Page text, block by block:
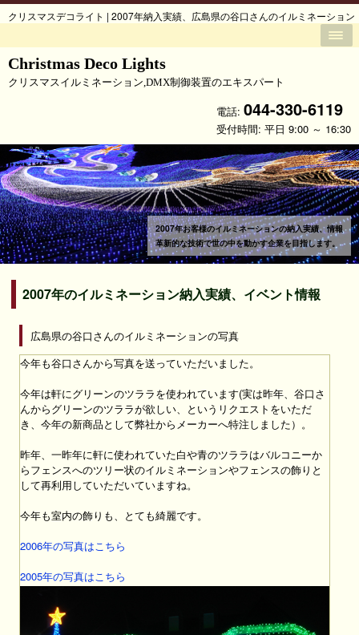
クリスマスデコライト | 2007年納入実績、広島県の谷口さんのイルミネーション
Christmas Deco Lights
クリスマスイルミネーション,DMX制御装置のエキスパート
電話: 044-330-6119
受付時間: 平日 9:00 ～ 16:30
2007年お客様のイルミネーションの納入実績、情報
革新的な技術で世の中を動かす企業を目指します。
2007年のイルミネーション納入実績、イベント情報
広島県の谷口さんのイルミネーションの写真
今年も谷口さんから写真を送っていただいました。
今年は軒にグリーンのツララを使われています(実は昨年、谷口さ
んからグリーンのツララが欲しい、というリクエストをいただ
き、今年の新商品として弊社からメーカーへ特注しました）。
昨年、一昨年に軒に使われていた白や青のツララはバルコニーか
らフェンスへのツリー状のイルミネーションやフェンスの飾りと
して再利用していただいていますね。
今年も室内の飾りも、とても綺麗です。
2006年の写真はこちら
2005年の写真はこちら